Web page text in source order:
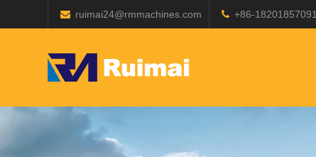
ruimai24@rmmachines.com +86-18201857091